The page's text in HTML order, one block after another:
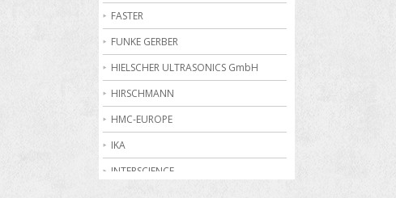
Bioreactoare
Biurete digitale
Calorimetrie
Camere climatice
Cantare electronice industriale
Centrifuge de laborator
Conductometre
FASTER
FUNKE GERBER
HIELSCHER ULTRASONICS GmbH
HIRSCHMANN
HMC-EUROPE
IKA
INTERSCIENCE